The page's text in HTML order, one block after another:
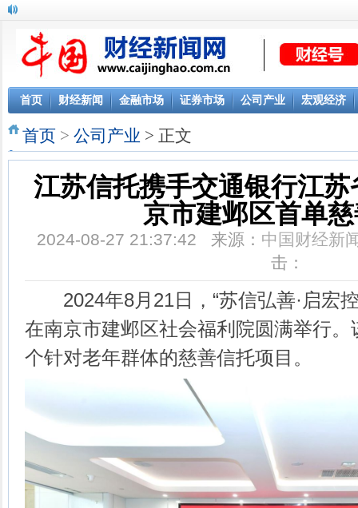
首页 财经新闻 金融市场 证券市场 公司产业 宏观经济
首页 > 公司产业 > 正文
江苏信托携手交通银行江
京市建邺区首单
2024-08-27 21:37:42 来源： 中国财经新
击：
2024年8月21日，“苏信弘善·启宏
在南京市建邺区社会福利院圆满举行
个针对老年群体的慈善信托项目。